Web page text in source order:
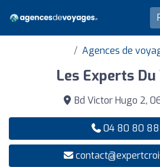
Agences de
Les Experts
Bd Victor Hugo 2,
04 80 80